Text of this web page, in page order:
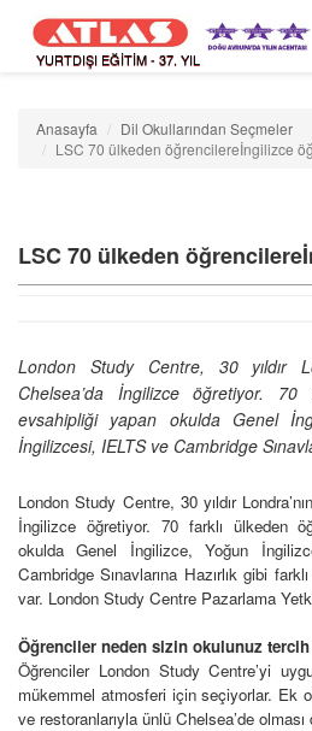
YURTDIŞI EĞİTİM - 37. YIL
Anasayfa
Dil Okullarından Seçmeler
LSC 70 ülkeden öğrencilereİngilizce
LSC 70 ülkeden
London Study Centre, 30 yıldır
Chelsea’da İngilizce öğretiyor. 70
evsahipliği yapan okulda Genel
İngilizcesi, IELTS ve Cambridge
London Study Centre, 30 yıldır
İngilizce öğretiyor. 70 farklı ülkeden
okulda Genel İngilizce, Yoğun
Cambridge Sınavlarına Hazırlık gibi
var. London Study Centre Pazarlama
Öğrenciler neden sizin okulunuz
Öğrenciler London Study Centre’yi
mükemmel atmosferi için seçiyorlar. Ek
ve restoranlarıyla ünlü Chelsea’de